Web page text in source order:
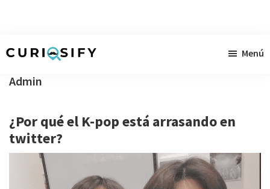
contenido
primaria
pie
raudales
Menú
Admin
¿Por qué el K-pop está arrasando en
twitter?